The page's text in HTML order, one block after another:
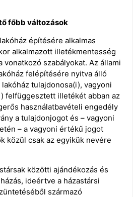
főbb változások
építésére alkalmas
alkalmazott illetékmentesség
szabályokat. Az állami
felépítésére nyitva álló
tulajdonosa(i), vagyoni
felfüggesztett illetékét abban az
használatbavételi engedély
a tulajdonjogot és – vagyoni
– a vagyoni értékű jogot
közül csak az egyikük nevére
közötti ajándékozás és
ideértve a házastársi
származó